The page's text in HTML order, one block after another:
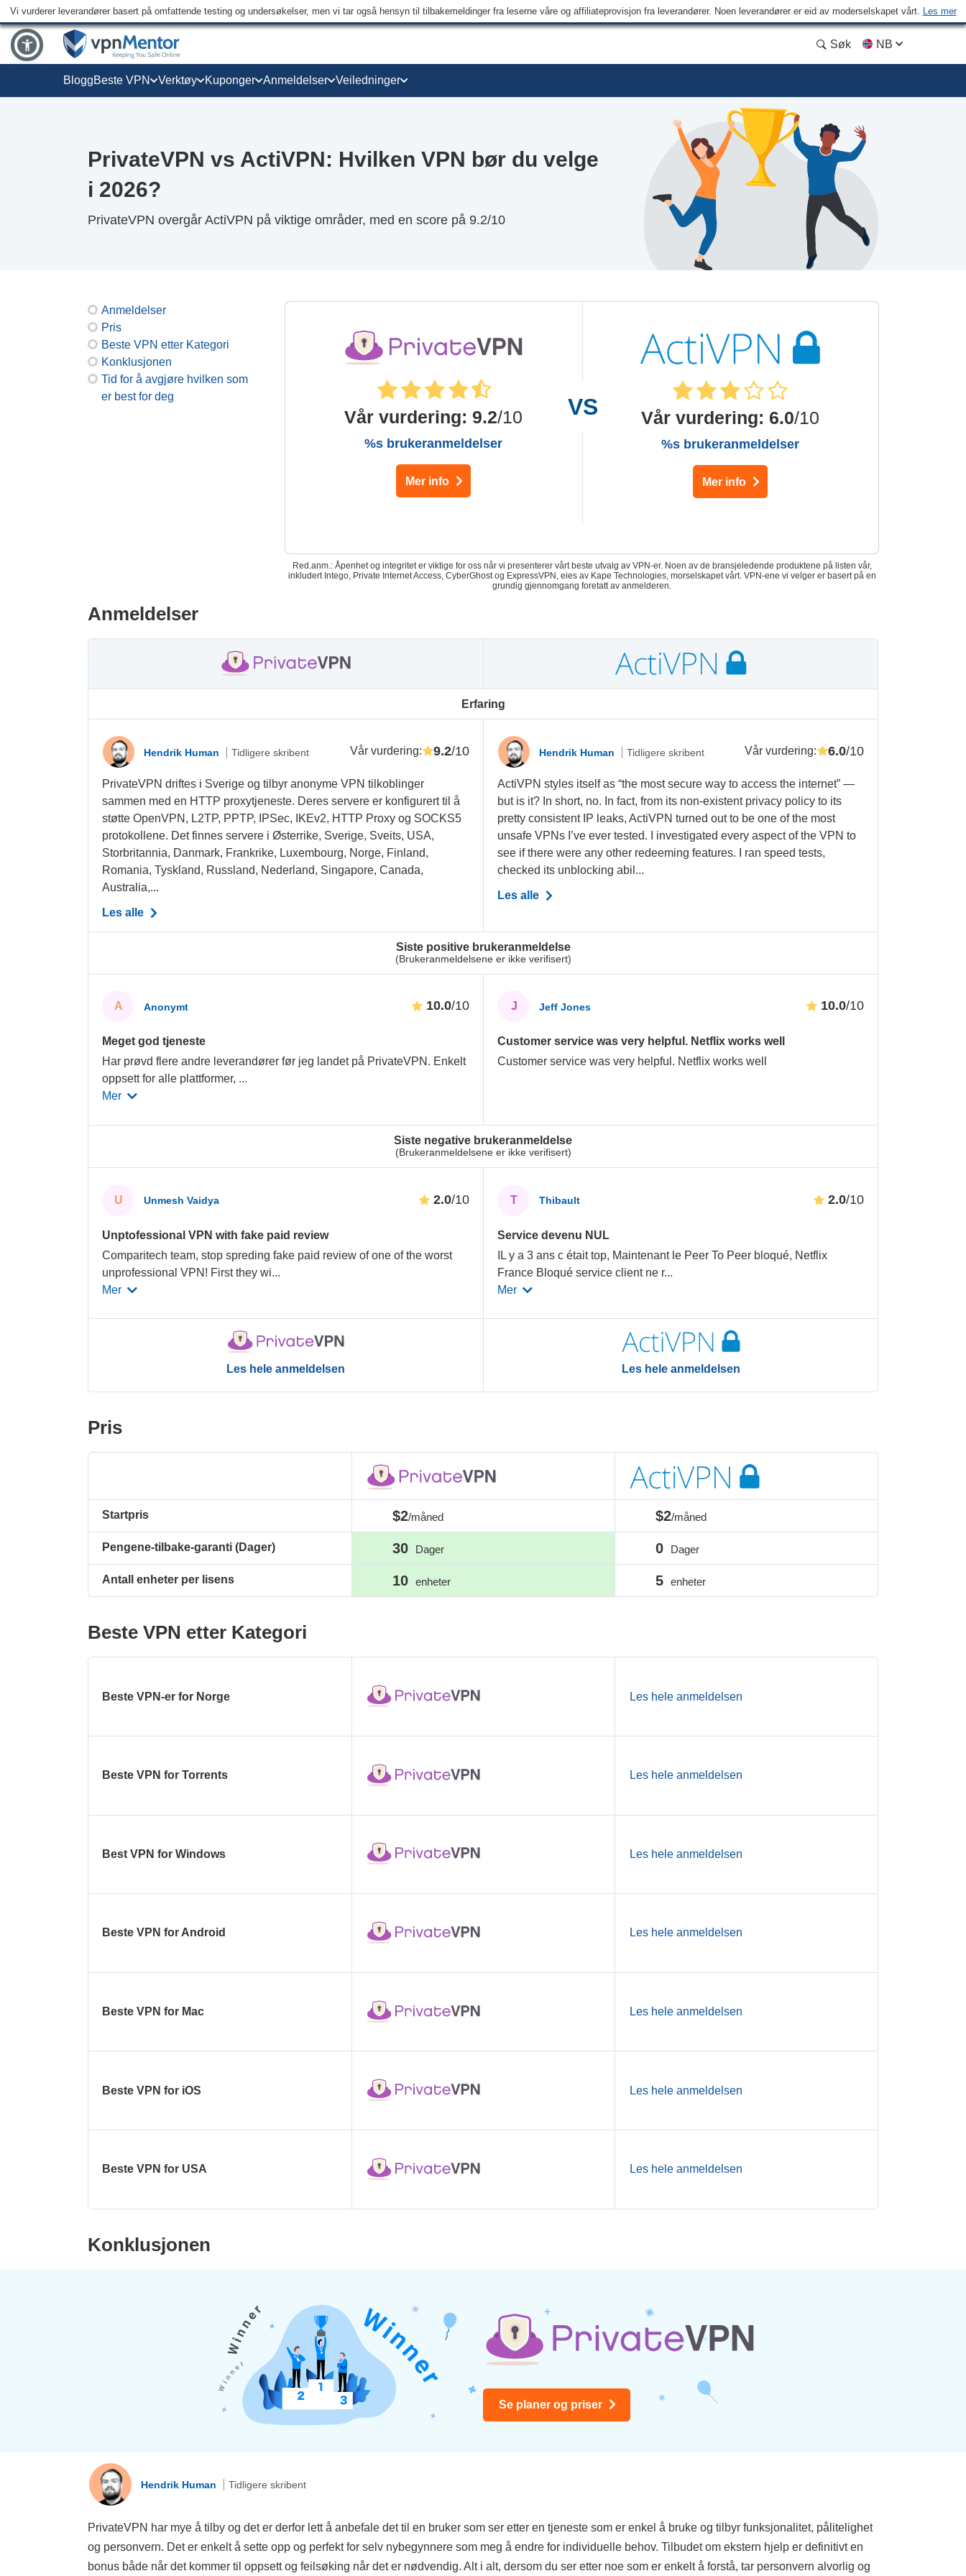
Vi vurderer leverandører basert på omfattende testing og undersøkelser, men vi tar også hensyn til tilbakemeldinger fra leserne våre og affiliateprovisjon fra leverandører. Noen leverandører er eid av moderselskapet vårt. Les mer
Søk NB
BloggBeste VPN Verktøy Kuponger Anmeldelser Veiledninger
PrivateVPN vs ActiVPN: Hvilken VPN bør du velge
i 2026?
PrivateVPN overgår ActiVPN på viktige områder, med en score på 9.2/10
Anmeldelser
Pris
Beste VPN etter Kategori
Konklusjonen
Tid for å avgjøre hvilken som
er best for deg
Vår vurdering: 9.2/10
%s brukeranmeldelser
Mer info
Vår vurdering: 6.0/10
%s brukeranmeldelser
Mer info
Red.anm.: Åpenhet og integritet er viktige for oss når vi presenterer vårt beste utvalg av VPN-er. Noen av de bransjeledende produktene på listen vår,
inkludert Intego, Private Internet Access, CyberGhost og ExpressVPN, eies av Kape Technologies, morselskapet vårt. VPN-ene vi velger er basert på en
grundig gjennomgang foretatt av anmelderen.
Anmeldelser
Erfaring
Siste positive brukeranmeldelse
(Brukeranmeldelsene er ikke verifisert)
Siste negative brukeranmeldelse
(Brukeranmeldelsene er ikke verifisert)
Hendrik Human Tidligere skribent Vår vurdering: 9.2/10
PrivateVPN driftes i Sverige og tilbyr anonyme VPN tilkoblinger
sammen med en HTTP proxytjeneste. Deres servere er konfigurert til å
støtte OpenVPN, L2TP, PPTP, IPSec, IKEv2, HTTP Proxy og SOCKS5
protokollene. Det finnes servere i Østerrike, Sverige, Sveits, USA,
Storbritannia, Danmark, Frankrike, Luxembourg, Norge, Finland,
Romania, Tyskland, Russland, Nederland, Singapore, Canada,
Australia,...
Les alle
A Anonymt 10.0/10
Meget god tjeneste
Har prøvd flere andre leverandører før jeg landet på PrivateVPN. Enkelt
oppsett for alle plattformer, ...
Mer
U Unmesh Vaidya 2.0/10
Unptofessional VPN with fake paid review
Comparitech team, stop spreding fake paid review of one of the worst
unprofessional VPN! First they wi...
Mer
Les hele anmeldelsen
Hendrik Human Tidligere skribent Vår vurdering: 6.0/10
ActiVPN styles itself as “the most secure way to access the internet” —
but is it? In short, no. In fact, from its non-existent privacy policy to its
pretty consistent IP leaks, ActiVPN turned out to be one of the most
unsafe VPNs I’ve ever tested. I investigated every aspect of the VPN to
see if there were any other redeeming features. I ran speed tests,
checked its unblocking abil...
Les alle
J Jeff Jones 10.0/10
Customer service was very helpful. Netflix works well
Customer service was very helpful. Netflix works well
T Thibault 2.0/10
Service devenu NUL
IL y a 3 ans c était top, Maintenant le Peer To Peer bloqué, Netflix
France Bloqué service client ne r...
Mer
Les hele anmeldelsen
Pris
Startpris
Pengene-tilbake-garanti (Dager)
Antall enheter per lisens
$2/måned
30 Dager
10 enheter
$2/måned
0 Dager
5 enheter
Beste VPN etter Kategori
Beste VPN-er for Norge Les hele anmeldelsen
Beste VPN for Torrents Les hele anmeldelsen
Best VPN for Windows Les hele anmeldelsen
Beste VPN for Android Les hele anmeldelsen
Beste VPN for Mac Les hele anmeldelsen
Beste VPN for iOS Les hele anmeldelsen
Beste VPN for USA Les hele anmeldelsen
Konklusjonen
Se planer og priser
Hendrik Human Tidligere skribent
PrivateVPN har mye å tilby og det er derfor lett å anbefale det til en bruker som ser etter en tjeneste som er enkel å bruke og tilbyr funksjonalitet, pålitelighet
og personvern. Det er enkelt å sette opp og perfekt for selv nybegynnere som meg å endre for individuelle behov. Tilbudet om ekstern hjelp er definitivt en
bonus både når det kommer til oppsett og feilsøking når det er nødvendig. Alt i alt, dersom du ser etter noe som er enkelt å forstå, tar personvern alvorlig og